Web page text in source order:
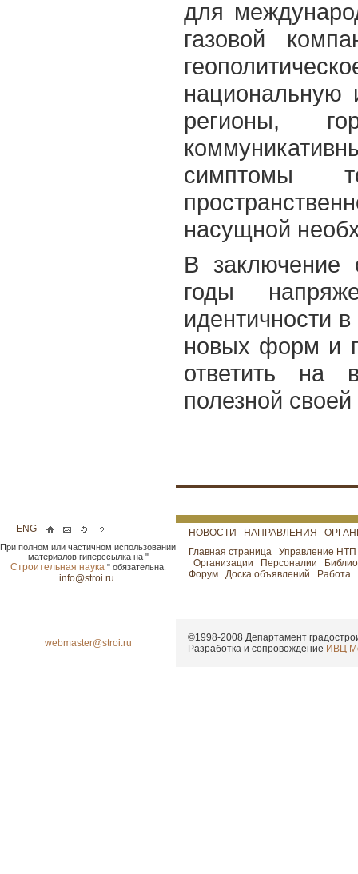
для
газовой
регионы,
симптомы
насущной
В заключение
годы
идентичности
новых форм и
ответить на
полезной
ENG
При полном или частичном использовании
материалов гиперссылка на "
Строительная наука " обязательна.
info@stroi.ru
НОВОСТИ НАПРАВЛЕНИЯ
Главная страница
Управление НТП
Организации
Персоналии
Форум
Доска объявлений Работа
webmaster@stroi.ru ©1998-2008 Департамент
Разработка и сопровождение ИВЦ